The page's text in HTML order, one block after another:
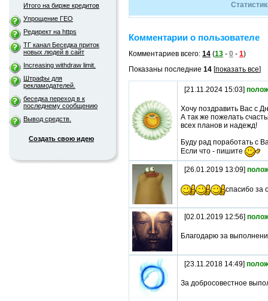
Итого на бирже кредитов
Упрощение ГЕО
Редирект на https
ТГ канал Беседка приток
новых людей в сайт
Increasing withdraw limit.
Штрафы для
рекламодателей.
беседка переход в к
последнему сообщению
Вывод средств.
Создать свою идею
Комментарии о пользователе
Комментариев всего: 14 (13 - 0 - 1)
Показаны последние 14 [показать все]
[21.11.2024 15:03]
Хочу поздравить Вас с
А так же пожелать
всех планов и надежд!
Буду рад поработать с
Если что - пишите
[26.01.2019 13:09]
спасибо за
[02.01.2019 12:56]
Благодарю за
[23.11.2018 14:49]
За добросовестное